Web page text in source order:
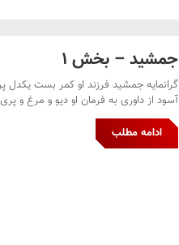
جمشید – بخش ۱
گرانمایه جمشید فرزند او کمر بست
آسود از داوری به فرمان او دیو و مرغ و
ادامه مطلب